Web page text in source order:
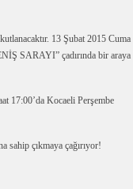
13 Şubat 2015 Cuma
SARAYI” çadırında bir araya
17:00’da Kocaeli Perşembe
sahip çıkmaya çağırıyor!